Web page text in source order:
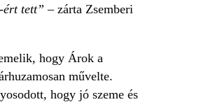
ért tett” – zárta Zsemberi
hogy Árok a
művelte.
hogy jó szeme és